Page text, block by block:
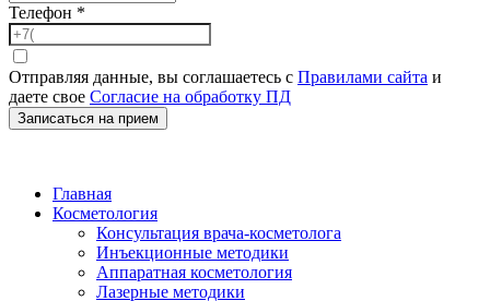
Телефон *
Отправляя данные, вы соглашаетесь с Правилами сайта и
даете свое Согласие на обработку ПД
Записаться на прием
Главная
Косметология
Консультация врача-косметолога
Инъекционные методики
Аппаратная косметология
Лазерные методики